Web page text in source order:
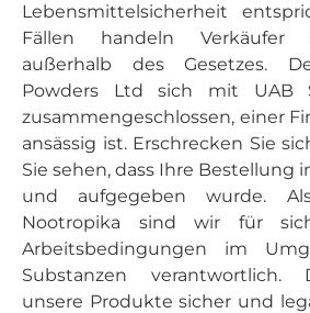
Lebensmittelsicherheit
Fällen handeln Verkäufer
außerhalb des Gesetzes.
Powders Ltd sich mit UAB
zusammengeschlossen, einer
ansässig ist. Erschrecken Sie
Sie sehen, dass Ihre Bestellung
und aufgegeben wurde.
Nootropika sind wir für
Arbeitsbedingungen im
Substanzen verantwortlich.
unsere Produkte sicher und